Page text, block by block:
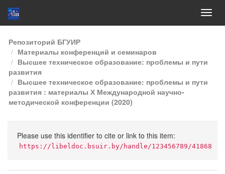
Skip
navigation
Репозиторий БГУИР
Материалы конференций и семинаров
Высшее техническое образование: проблемы и пути
развития
Высшее техническое образование: проблемы и пути
развития : материалы Х Международной научно-
методической конференции (2020)
Please use this identifier to cite or link to this item:
https://libeldoc.bsuir.by/handle/123456789/41868